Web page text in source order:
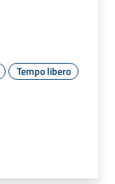
Tempo libero